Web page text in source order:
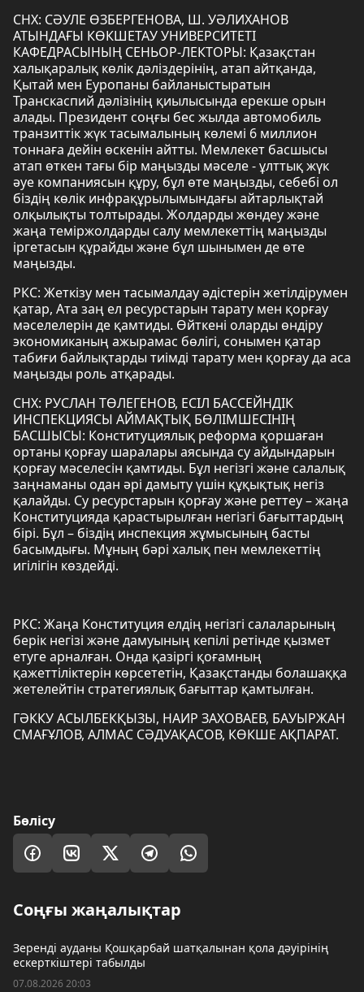
СНХ: СӘУЛЕ ӨЗБЕРГЕНОВА, Ш. УӘЛИХАНОВ
АТЫНДАҒЫ КӨКШЕТАУ УНИВЕРСИТЕТІ
КАФЕДРАСЫНЫҢ СЕНЬОР-ЛЕКТОРЫ: Қазақстан
халықаралық көлік дәліздерінің, атап айтқанда,
Қытай мен Еуропаны байланыстыратын
Транскаспий дәлізінің қиылысында ерекше орын
алады. Президент соңғы бес жылда автомобиль
транзиттік жүк тасымалының көлемі 6 миллион
тоннаға дейін өскенін айтты. Мемлекет басшысы
атап өткен тағы бір маңызды мәселе - ұлттық жүк
әуе компаниясын құру, бұл өте маңызды, себебі ол
біздің көлік инфрақұрылымындағы айтарлықтай
олқылықты толтырады. Жолдарды жөндеу және
жаңа теміржолдарды салу мемлекеттің маңызды
іргетасын құрайды және бұл шынымен де өте
маңызды.
РКС: Жеткізу мен тасымалдау әдістерін жетілдірумен
қатар, Ата заң ел ресурстарын тарату мен қорғау
мәселелерін де қамтиды. Өйткені оларды өндіру
экономиканың ажырамас бөлігі, сонымен қатар
табиғи байлықтарды тиімді тарату мен қорғау да аса
маңызды роль атқарады.
СНХ: РУСЛАН ТӨЛЕГЕНОВ, ЕСІЛ БАССЕЙНДІК
ИНСПЕКЦИЯСЫ АЙМАҚТЫҚ БӨЛІМШЕСІНІҢ
БАСШЫСЫ: Конституциялық реформа қоршаған
ортаны қорғау шаралары аясында су айдындарын
қорғау мәселесін қамтиды. Бұл негізгі және салалық
заңнаманы одан әрі дамыту үшін құқықтық негіз
қалайды. Су ресурстарын қорғау және реттеу – жаңа
Конституцияда қарастырылған негізгі бағыттардың
бірі. Бұл – біздің инспекция жұмысының басты
басымдығы. Мұның бәрі халық пен мемлекеттің
игілігін көздейді.
РКС: Жаңа Конституция елдің негізгі салаларының
берік негізі және дамуының кепілі ретінде қызмет
етуге арналған. Онда қазіргі қоғамның
қажеттіліктерін көрсететін, Қазақстанды болашаққа
жетелейтін стратегиялық бағыттар қамтылған.
ГӘККУ АСЫЛБЕКҚЫЗЫ, НАИР ЗАХОВАЕВ, БАУЫРЖАН
СМАҒҰЛОВ, АЛМАС СӘДУАҚАСОВ, КӨКШЕ АҚПАРАТ.
Бөлісу
Соңғы жаңалықтар
Зеренді ауданы Қошқарбай шатқалынан қола дәуірінің
ескерткіштері табылды
07.08.2026 20:03